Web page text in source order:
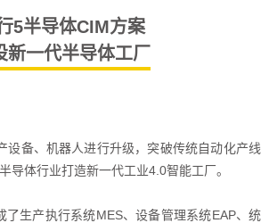
5半导体CIM方案
新一代半导体工厂
设备、机器人进行升级，突破传统自动化产线
导体行业打造新一代工业4.0智能工厂。
了生产执行系统MES、设备管理系统EAP、统